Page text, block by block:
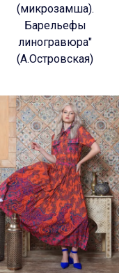
(микрозамша).
Барельефы
линогравюра"
(А.Островская)